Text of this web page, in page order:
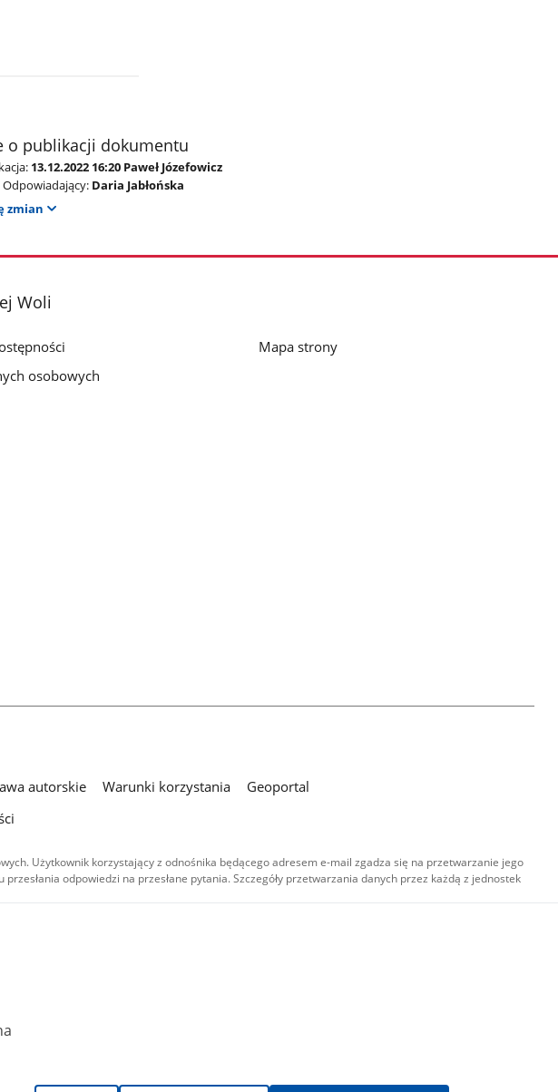
o publikacji dokumentu
13.12.2022 16:20 Paweł Józefowicz
Daria Jabłońska
zmian
Woli
osobowych
Mapa strony
autorskie Warunki korzystania
Geoportal
Użytkownik korzystający z odnośnika będącego adresem e-mail zgadza się na przetwarzanie jego
odpowiedzi na przesłane pytania. Szczegóły przetwarzania danych przez każdą z jednostek
są
- na tych samych
materiały audio i wideo,
użycie niekomercyjne -
inaczej.